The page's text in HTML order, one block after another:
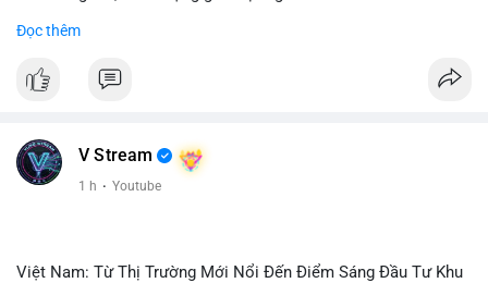
• CoinGecko: Jimothy The Raccoon, Pudgy Penguins,
crypto.
• LunarCrush: Ethereum, Solana, Dogecoin, Chainlink, Litecoin,
• Telegram: US Senate tiến hành bỏ phiếu Clarity Act, IMF nói
Đọc thêm
V Stream
1 h · Youtube
Việt Nam: Từ Thị Trường Mới Nổi Đến Điểm Sáng Đầu Tư Khu